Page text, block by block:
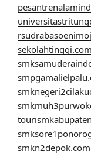
sekolahtinggi.com
smkn2depok.com